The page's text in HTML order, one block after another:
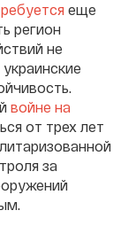
еще
регион
не
войне на
от трех лет
за